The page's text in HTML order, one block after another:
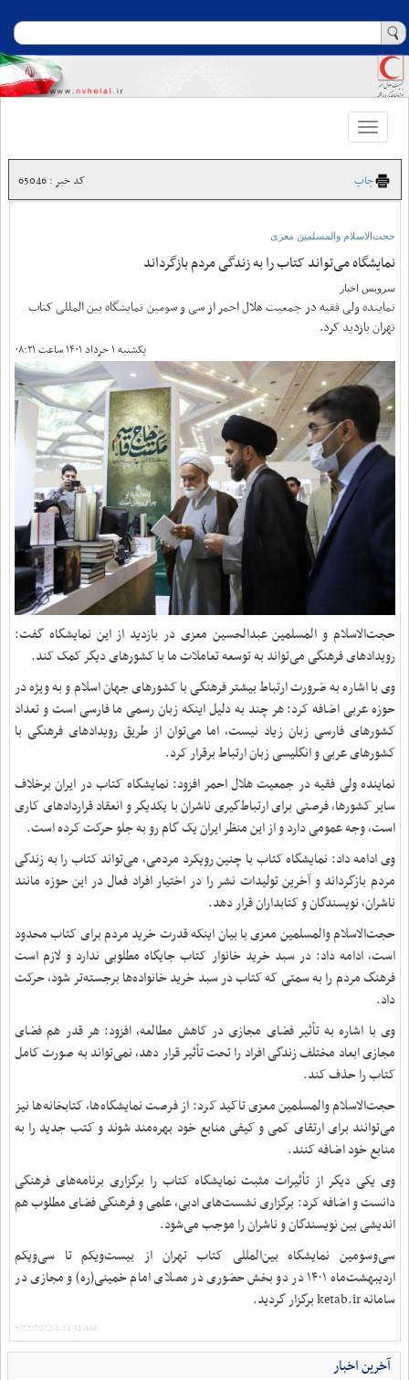
Toggle
navigation
چاپ کد خبر : 65046
حجت‌الاسلام والمسلمین معزی
نمایشگاه می‌تواند کتاب را به زندگی مردم بازگرداند
سرویس اخبار
نماینده ولی فقیه در جمعیت هلال احمر از سی و سومین نمایشگاه بین المللی کتاب
تهران بازدید کرد.
یکشنبه ۱ خرداد ۱۴۰۱ ساعت ۰۸:۲۱
حجت‌الاسلام و المسلمین عبدالحسین معزی در بازدید از این نمایشگاه گفت:
رویدادهای فرهنگی می‌تواند به توسعه تعاملات ما با کشورهای دیگر کمک کند.
وی با اشاره به ضرورت ارتباط بیشتر فرهنگی با کشورهای جهان اسلام و به ویژه در
حوزه عربی اضافه کرد: هر چند به دلیل اینکه زبان رسمی ما فارسی است و تعداد
کشورهای فارسی زبان زیاد نیست، اما می‌توان از طریق رویدادهای فرهنگی با
کشورهای عربی و انگلیسی زبان ارتباط برقرار کرد.
نماینده ولی فقیه در جمعیت هلال احمر افزود: نمایشگاه کتاب در ایران برخلاف
سایر کشورها، فرصتی برای ارتباط‌گیری ناشران با یکدیگر و انعقاد قراردادهای کاری
است، وجه عمومی دارد و از این منظر ایران یک گام رو به جلو حرکت کرده است.
وی ادامه داد: نمایشگاه کتاب با چنین رویکرد مردمی، می‌تواند کتاب را به زندگی
مردم بازگرداند و آخرین تولیدات نشر را در اختیار افراد فعال در این حوزه مانند
ناشران، نویسندگان و کتابداران قرار دهد.
حجت‌الاسلام والمسلمین معزی با بیان اینکه قدرت خرید مردم برای کتاب محدود
است، ادامه داد: در سبد خرید خانوار کتاب جایگاه مطلوبی ندارد و لازم است
فرهنگ مردم را به سمتی که کتاب در سبد خرید خانواده‌ها برجسته‌تر شود، حرکت
داد.
وی با اشاره به تأثیر فضای مجازی در کاهش مطالعه، افزود: هر قدر هم فضای
مجازی ابعاد مختلف زندگی افراد را تحت تأثیر قرار دهد، نمی‌تواند به صورت کامل
کتاب را حذف کند.
حجت‌الاسلام والمسلمین معزی تاکید کرد: از فرصت نمایشگاه‌ها، کتابخانه‌ها نیز
می‌توانند برای ارتقای کمی و کیفی منابع خود بهره‌مند شوند و کتب جدید را به
منابع خود اضافه کنند.
وی یکی دیگر از تأثیرات مثبت نمایشگاه کتاب را برگزاری برنامه‌های فرهنگی
دانست و اضافه کرد: برگزاری نشست‌های ادبی، علمی و فرهنگی فضای مطلوب هم
اندیشی بین نویسندگان و ناشران را موجب می‌شود.
سی‌وسومین نمایشگاه بین‌المللی کتاب تهران از بیست‌ویکم تا سی‌ویکم
اردیبهشت‌ماه ۱۴۰۱ در دو بخش حضوری در مصلای امام خمینی(ره) و مجازی در
سامانه ketab.ir برگزار گردید.
5/22/2022 8:21:31 AM
آخرین اخبار